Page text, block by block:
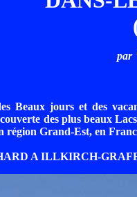
par
Beaux jours et des
des plus beaux
région Grand-Est, en
A ILLKIRCH-